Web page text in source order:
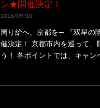
ン★開催決定！
2016/09/10
周り給へ、京都を― 『双星の
催決定！ 京都市内を巡って、
う！ 各ポイントでは、キャン